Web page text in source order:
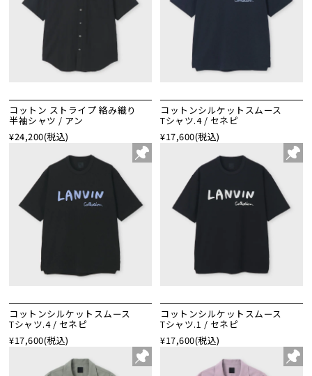
コットン ストライプ 絡み織り
半袖シャツ / アン
¥24,200(税込)
コットンシルケットスムース
Tシャツ.4 / セネピ
¥17,600(税込)
コットンシルケットスムース
Tシャツ.4 / セネピ
¥17,600(税込)
コットンシルケットスムース
Tシャツ.1 / セネピ
¥17,600(税込)